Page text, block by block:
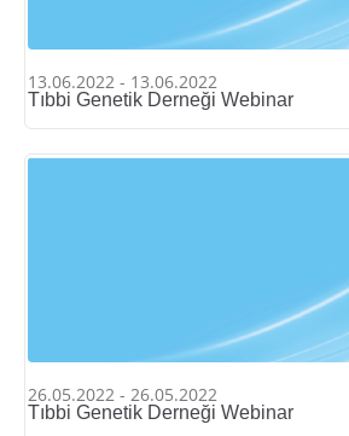
13.06.2022 - 13.06.2022
Tıbbi Genetik Derneği Webinar
26.05.2022 - 26.05.2022
Tıbbi Genetik Derneği Webinar